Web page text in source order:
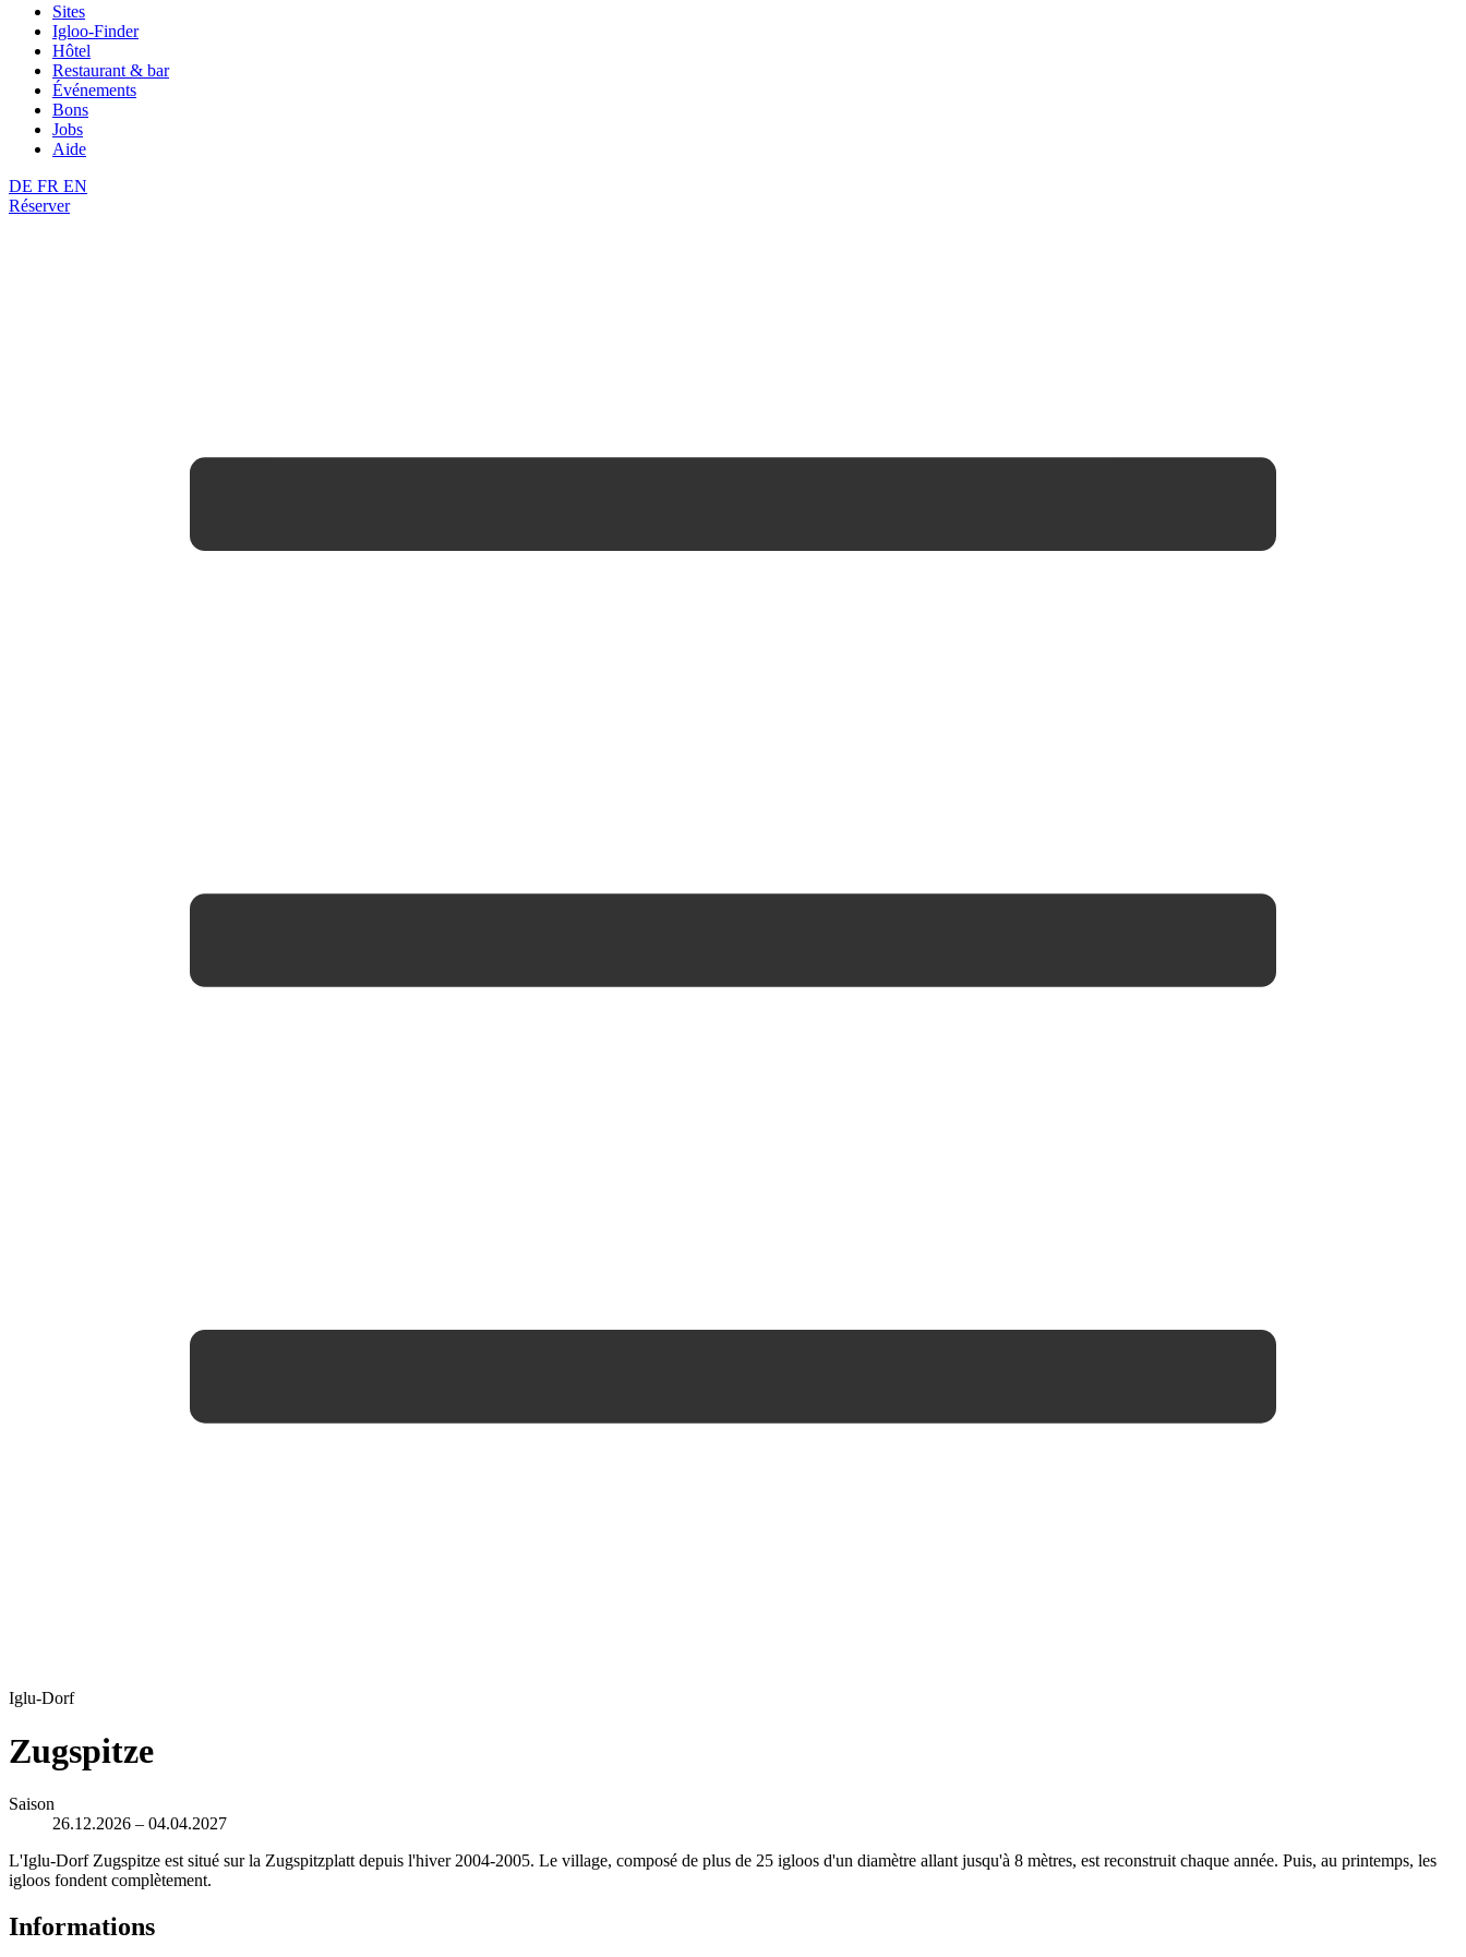
Sites
Igloo-Finder
Hôtel
Restaurant & bar
Événements
Bons
Jobs
Aide
DE FR EN
Réserver
Iglu-Dorf
Zugspitze
Saison
26.12.2026 – 04.04.2027
L'Iglu-Dorf Zugspitze est situé sur la Zugspitzplatt depuis l'hiver 2004-2005. Le village, composé de plus de 25 igloos d'un diamètre allant jusqu'à 8 mètres, est reconstruit chaque année. Puis, au printemps, les
igloos fondent complètement.
Informations